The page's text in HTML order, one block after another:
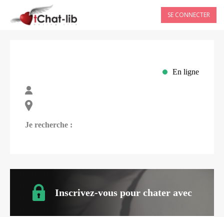
SE CONNECTER
En ligne
Je recherche :
Inscrivez-vous pour chater avec